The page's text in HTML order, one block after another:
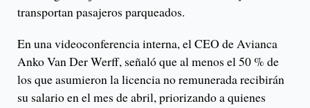
transportan pasajeros parqueados.
En una videoconferencia interna, el CEO de Avianca
Anko Van Der Werff, señaló que al menos el 50 % de
los que asumieron la licencia no remunerada recibirán
su salario en el mes de abril, priorizando a quienes